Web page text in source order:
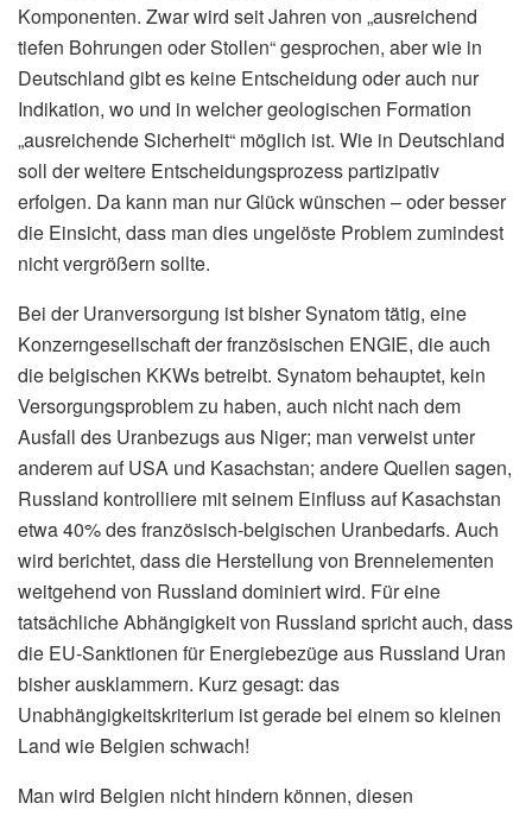
Komponenten. Zwar wird seit Jahren von „ausreichend
tiefen Bohrungen oder Stollen“ gesprochen, aber wie in
Deutschland gibt es keine Entscheidung oder auch nur
Indikation, wo und in welcher geologischen Formation
„ausreichende Sicherheit“ möglich ist. Wie in Deutschland
soll der weitere Entscheidungsprozess partizipativ
erfolgen. Da kann man nur Glück wünschen – oder besser
die Einsicht, dass man dies ungelöste Problem zumindest
nicht vergrößern sollte.
Bei der Uranversorgung ist bisher Synatom tätig, eine
Konzerngesellschaft der französischen ENGIE, die auch
die belgischen KKWs betreibt. Synatom behauptet, kein
Versorgungsproblem zu haben, auch nicht nach dem
Ausfall des Uranbezugs aus Niger; man verweist unter
anderem auf USA und Kasachstan; andere Quellen sagen,
Russland kontrolliere mit seinem Einfluss auf Kasachstan
etwa 40% des französisch-belgischen Uranbedarfs. Auch
wird berichtet, dass die Herstellung von Brennelementen
weitgehend von Russland dominiert wird. Für eine
tatsächliche Abhängigkeit von Russland spricht auch, dass
die EU-Sanktionen für Energiebezüge aus Russland Uran
bisher ausklammern. Kurz gesagt: das
Unabhängigkeitskriterium ist gerade bei einem so kleinen
Land wie Belgien schwach!
Man wird Belgien nicht hindern können, diesen